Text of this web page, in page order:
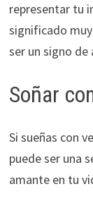
representar tu
significado
ser un signo
Soñar
Si sueñas con
puede ser una
amante en tu